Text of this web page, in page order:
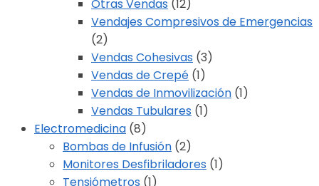
Otras Vendas (12)
Vendajes Compresivos de Emergencias
(2)
Vendas Cohesivas (3)
Vendas de Crepé (1)
Vendas de Inmovilización (1)
Vendas Tubulares (1)
Electromedicina (8)
Bombas de Infusión (2)
Monitores Desfibriladores (1)
Tensiómetros (1)